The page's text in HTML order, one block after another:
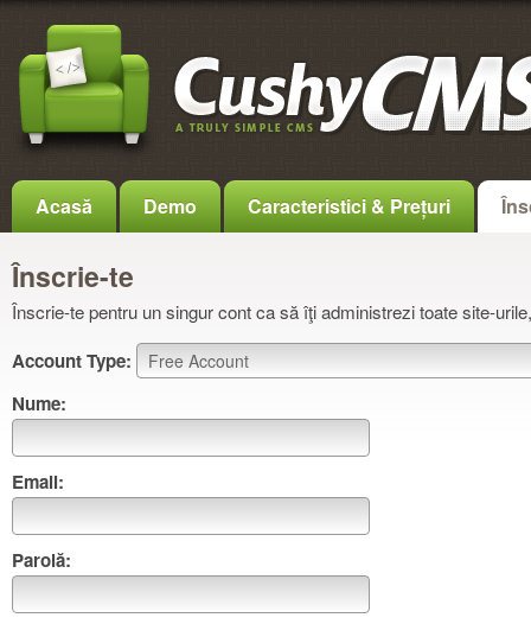
Acasă Demo Caracteristici & Prețuri
Înscrie-te
Înscrie-te pentru un singur cont ca să îţi administrezi toate site-
Account Type:
Nume:
Email:
Parolă: